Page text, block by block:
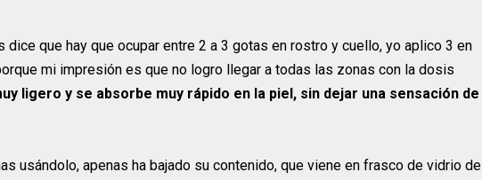
dice que hay que ocupar entre 2 a 3 gotas en rostro y cuello, yo aplico 3 en
mi impresión es que no logro llegar a todas las zonas con la dosis
ligero y se absorbe muy rápido en la piel, sin dejar una sensación de
usándolo, apenas ha bajado su contenido, que viene en frasco de vidrio de